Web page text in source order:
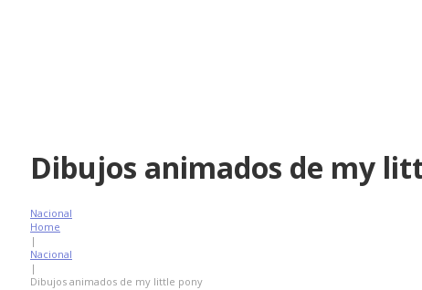
Dibujos animados de my
Nacional
Home
|
Nacional
|
Dibujos animados de my little pony